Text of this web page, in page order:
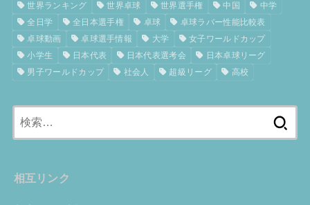
世界ランキング
世界卓球 世界選手権 中国
中学
全日学
全日本選手権 卓球
卓球ラバー性能比較表
卓球動画
卓球選手情報 大学
女子ワールドカップ
小学生
日本代表 日本代表選考会
日本卓球リーグ
男子ワールドカップ
社会人 超級リーグ 高校
相互リンク